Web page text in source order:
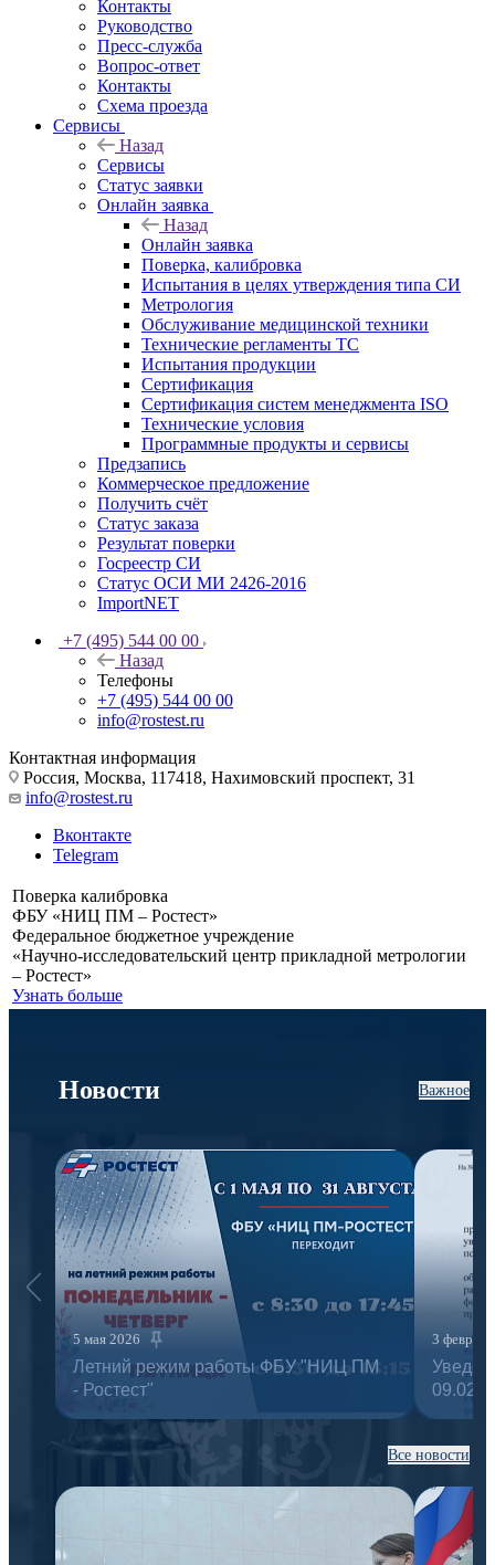
Контакты
Руководство
Пресс-служба
Вопрос-ответ
Контакты
Схема проезда
Сервисы
Назад
Сервисы
Статус заявки
Онлайн заявка
Назад
Онлайн заявка
Поверка, калибровка
Испытания в целях утверждения типа СИ
Метрология
Обслуживание медицинской техники
Технические регламенты ТС
Испытания продукции
Сертификация
Сертификация систем менеджмента ISO
Технические условия
Программные продукты и сервисы
Предзапись
Коммерческое предложение
Получить счёт
Статус заказа
Результат поверки
Госреестр СИ
Статус ОСИ МИ 2426-2016
ImportNET
+7 (495) 544 00 00
Назад
Телефоны
+7 (495) 544 00 00
info@rostest.ru
Контактная информация
Россия, Москва, 117418, Нахимовский проспект, 31
info@rostest.ru
Вконтакте
Telegram
Поверка калибровка
ФБУ «НИЦ ПМ – Ростест»
Федеральное бюджетное учреждение
«Научно-исследовательский центр прикладной метрологии
– Ростест»
Узнать больше
Новости Важное
5 мая 2026
Летний режим работы ФБУ "НИЦ ПМ
- Ростест"
3
Все новости